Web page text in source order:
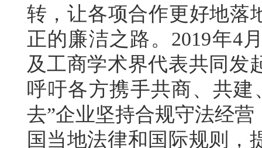
转，让各项合作更好地落
正的廉洁之路。2019年4
及工商学术界代表共同发
呼吁各方携手共商、共
去”企业坚持合规守法经
国当地法律和国际规则，